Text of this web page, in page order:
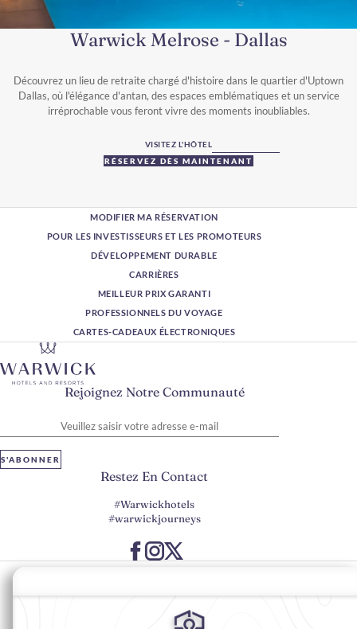
Warwick Melrose - Dallas
Découvrez un lieu de retraite chargé d'histoire dans le quartier d'Uptown
Dallas, où l'élégance d'antan, des espaces emblématiques et un service
irréprochable vous feront vivre des moments inoubliables.
VISITEZ L'HÔTEL
RÉSERVEZ DÈS MAINTENANT
MODIFIER MA RÉSERVATION
POUR LES INVESTISSEURS ET LES PROMOTEURS
DÉVELOPPEMENT DURABLE
CARRIÈRES
MEILLEUR PRIX GARANTI
PROFESSIONNELS DU VOYAGE
CARTES-CADEAUX ÉLECTRONIQUES
Rejoignez Notre Communauté
S'ABONNER
Restez En Contact
#Warwickhotels
#warwickjourneys
Politique en matière de cookies